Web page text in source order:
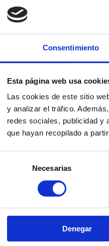
Consentimiento
Esta página web usa
Las cookies de este sitio
y analizar el tráfico.
redes sociales, publicidad y
que hayan recopilado a
Necesarias
Denegar
restaurants